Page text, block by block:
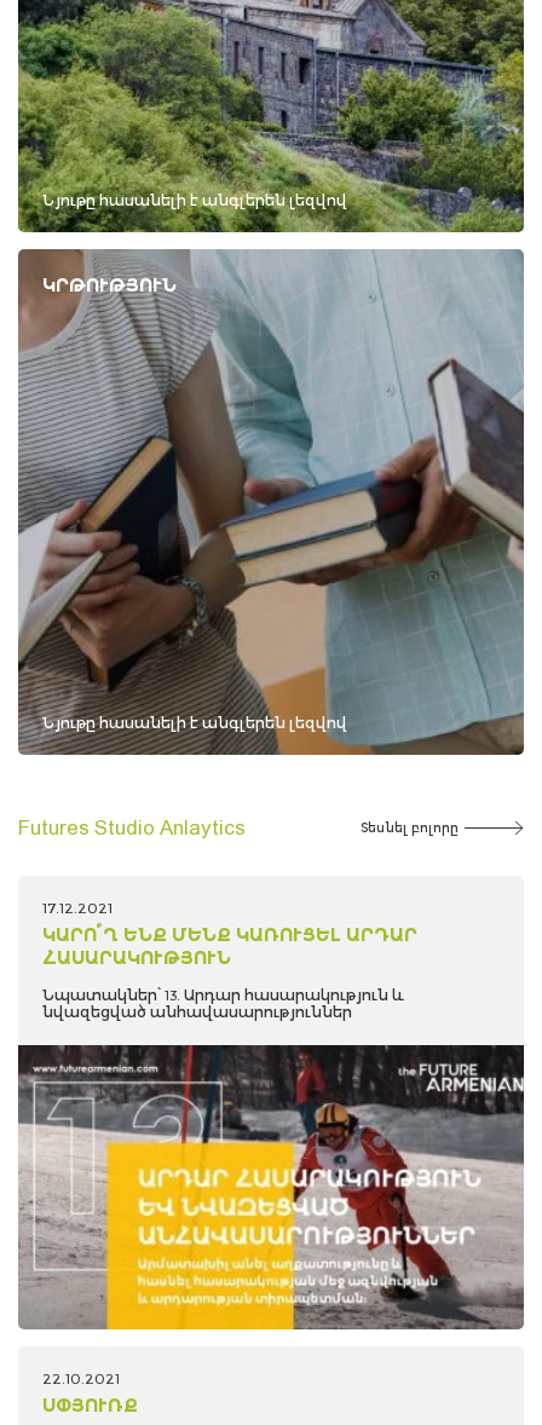
Նյութը հասանելի է անգլերեն լեզվով
ԿՐԹՈՒԹՅՈՒՆ
Նյութը հասանելի է անգլերեն լեզվով
Futures Studio Anlaytics Տեսնել բոլորը
17.12.2021
ԿԱՐՈ՞Ղ ԵՆՔ ՄԵՆՔ ԿԱՌՈՒՑԵԼ ԱՐԴԱՐ
ՀԱՍԱՐԱԿՈՒԹՅՈՒՆ
Նպատակներ՝ 13. Արդար հասարակություն և
նվազեցված անհավասարություններ
22.10.2021
ՍՓՅՈՒՌՔ